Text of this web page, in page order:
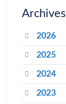
Archives
2026
2025
2024
2023